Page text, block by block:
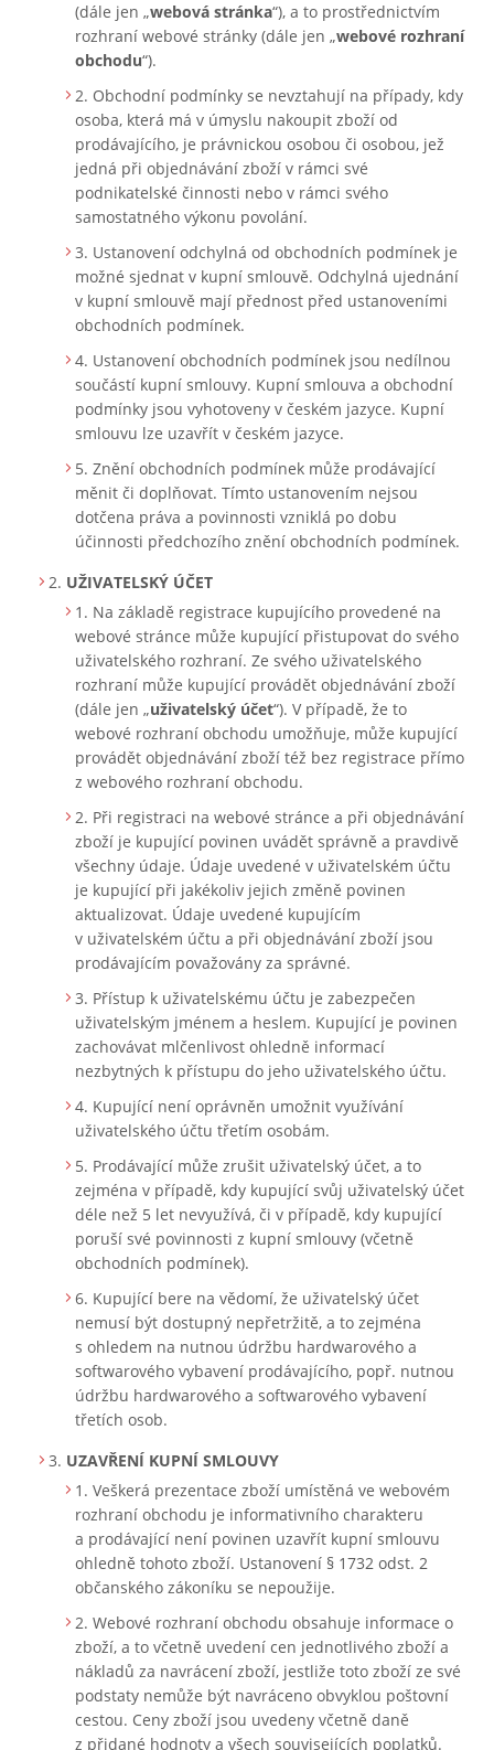
(dále jen „webová stránka“), a to prostřednictvím
rozhraní webové stránky (dále jen „webové rozhraní
obchodu“).
Obchodní podmínky se nevztahují na případy, kdy
osoba, která má v úmyslu nakoupit zboží od
prodávajícího, je právnickou osobou či osobou, jež
jedná při objednávání zboží v rámci své
podnikatelské činnosti nebo v rámci svého
samostatného výkonu povolání.
Ustanovení odchylná od obchodních podmínek je
možné sjednat v kupní smlouvě. Odchylná ujednání
v kupní smlouvě mají přednost před ustanoveními
obchodních podmínek.
Ustanovení obchodních podmínek jsou nedílnou
součástí kupní smlouvy. Kupní smlouva a obchodní
podmínky jsou vyhotoveny v českém jazyce. Kupní
smlouvu lze uzavřít v českém jazyce.
Znění obchodních podmínek může prodávající
měnit či doplňovat. Tímto ustanovením nejsou
dotčena práva a povinnosti vzniklá po dobu
účinnosti předchozího znění obchodních podmínek.
UŽIVATELSKÝ ÚČET
Na základě registrace kupujícího provedené na
webové stránce může kupující přistupovat do svého
uživatelského rozhraní. Ze svého uživatelského
rozhraní může kupující provádět objednávání zboží
(dále jen „uživatelský účet“). V případě, že to
webové rozhraní obchodu umožňuje, může kupující
provádět objednávání zboží též bez registrace přímo
z webového rozhraní obchodu.
Při registraci na webové stránce a při objednávání
zboží je kupující povinen uvádět správně a pravdivě
všechny údaje. Údaje uvedené v uživatelském účtu
je kupující při jakékoliv jejich změně povinen
aktualizovat. Údaje uvedené kupujícím
v uživatelském účtu a při objednávání zboží jsou
prodávajícím považovány za správné.
Přístup k uživatelskému účtu je zabezpečen
uživatelským jménem a heslem. Kupující je povinen
zachovávat mlčenlivost ohledně informací
nezbytných k přístupu do jeho uživatelského účtu.
Kupující není oprávněn umožnit využívání
uživatelského účtu třetím osobám.
Prodávající může zrušit uživatelský účet, a to
zejména v případě, kdy kupující svůj uživatelský účet
déle než 5 let nevyužívá, či v případě, kdy kupující
poruší své povinnosti z kupní smlouvy (včetně
obchodních podmínek).
Kupující bere na vědomí, že uživatelský účet
nemusí být dostupný nepřetržitě, a to zejména
s ohledem na nutnou údržbu hardwarového a
softwarového vybavení prodávajícího, popř. nutnou
údržbu hardwarového a softwarového vybavení
třetích osob.
UZAVŘENÍ KUPNÍ SMLOUVY
Veškerá prezentace zboží umístěná ve webovém
rozhraní obchodu je informativního charakteru
a prodávající není povinen uzavřít kupní smlouvu
ohledně tohoto zboží. Ustanovení § 1732 odst. 2
občanského zákoníku se nepoužije.
Webové rozhraní obchodu obsahuje informace o
zboží, a to včetně uvedení cen jednotlivého zboží a
nákladů za navrácení zboží, jestliže toto zboží ze své
podstaty nemůže být navráceno obvyklou poštovní
cestou. Ceny zboží jsou uvedeny včetně daně
z přidané hodnoty a všech souvisejících poplatků.